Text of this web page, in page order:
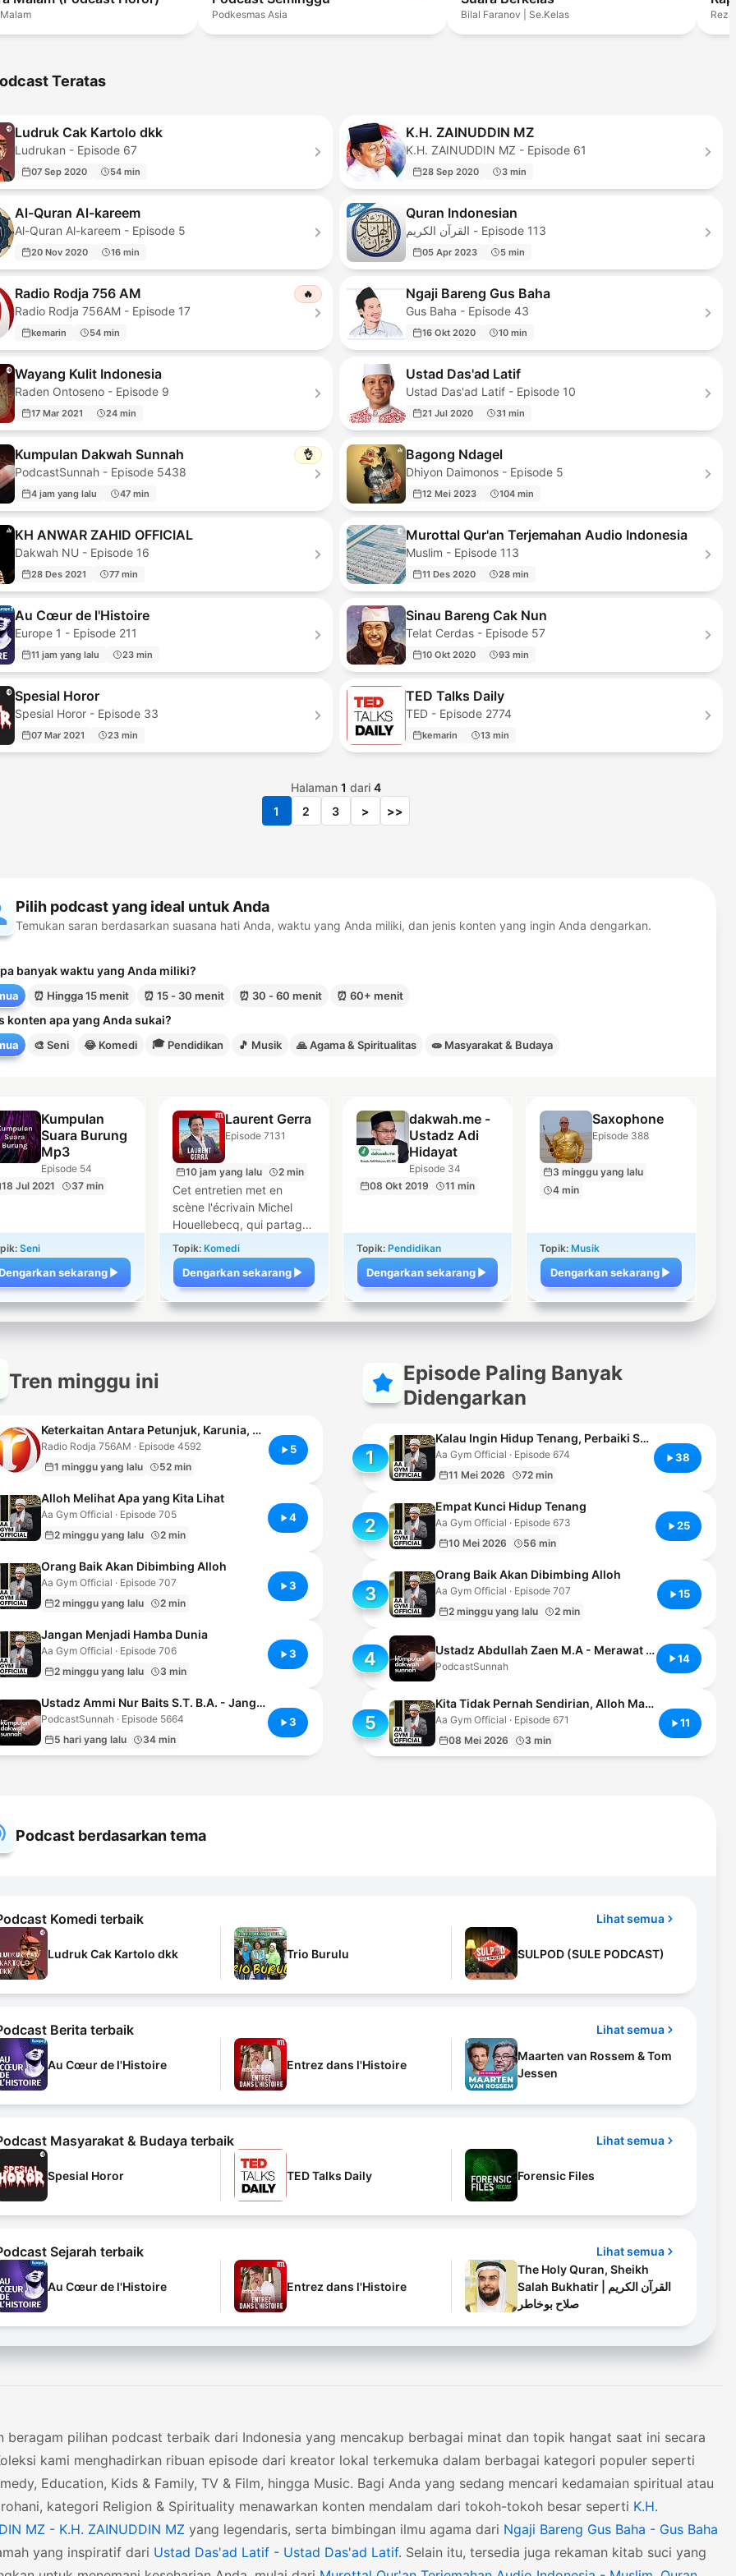
Podkesmas Asia Bilal Faranov | Se.Kelas
Teratas
Ludruk Cak Kartolo dkk
Ludrukan - Episode 67
07 Sep 2020 54 min
K.H. ZAINUDDIN MZ
K.H. ZAINUDDIN MZ - Episode 61
28 Sep 2020 3 min
Al-Quran Al-kareem
Al-Quran Al-kareem - Episode 5
20 Nov 2020 16 min
Quran Indonesian
القرآن الكريم - Episode 113
05 Apr 2023 5 min
🔥
Radio Rodja 756 AM
Radio Rodja 756AM - Episode 17
kemarin 54 min
Ngaji Bareng Gus Baha
Gus Baha - Episode 43
16 Okt 2020 10 min
Wayang Kulit Indonesia
Raden Ontoseno - Episode 9
17 Mar 2021 24 min
Ustad Das'ad Latif
Ustad Das'ad Latif - Episode 10
21 Jul 2020 31 min
👌
Kumpulan Dakwah Sunnah
PodcastSunnah - Episode 5438
4 jam yang lalu 47 min
Bagong Ndagel
Dhiyon Daimonos - Episode 5
12 Mei 2023 104 min
KH ANWAR ZAHID OFFICIAL
Dakwah NU - Episode 16
28 Des 2021 77 min
Murottal Qur'an Terjemahan Audio Indonesia
Muslim - Episode 113
11 Des 2020 28 min
Au Cœur de l'Histoire
Europe 1 - Episode 211
11 jam yang lalu 23 min
Sinau Bareng Cak Nun
Telat Cerdas - Episode 57
10 Okt 2020 93 min
Spesial Horor
Spesial Horor - Episode 33
07 Mar 2021 23 min
TED Talks Daily
TED - Episode 2774
kemarin 13 min
Halaman 1 dari 4
1
2 3 > >>
Pilih podcast yang ideal untuk Anda
Temukan saran berdasarkan suasana hati Anda, waktu yang Anda miliki, dan jenis konten yang ingin Anda dengarkan.
banyak waktu yang Anda miliki?
⏰ Hingga 15 menit ⏰ 15 - 30 menit ⏰ 30 - 60 menit ⏰ 60+ menit
konten apa yang Anda sukai?
🎨 Seni 😂 Komedi 🎓 Pendidikan 🎵 Musik 🙏Agama & Spiritualitas 🧫 Masyarakat & Budaya
Kumpulan
Suara Burung
Mp3
Episode 54
18 Jul 2021
37 min
Seni
sekarang
Laurent Gerra
Episode 7131
10 jam yang lalu 2 min
Cet entretien met en
scène l'écrivain Michel
Houellebecq, qui partage
sa vision singulière des
fêtes de fin d'année. Loin
du traditionnel
enthousiasme de Noël, il
évoque avec ironie les
nucléaires. L'échange
aborde également ses
habitudes de
entre visionnage de
documentaires
apocalyptiques sur Arte et
de survie
gouvernementaux.
L'épisode se conclut sur
désenchantement teinté
d'humour noir.
Topik: Komedi
Dengarkan sekarang
dakwah.me -
Ustadz Adi
Hidayat
Episode 34
08 Okt 2019
11 min
Topik: Pendidikan
Dengarkan sekarang
Saxophone
Episode 388
3 minggu yang lalu
4 min
Topik: Musik
Dengarkan sekarang
Tren minggu ini
Keterkaitan Antara Petunjuk, Karunia, Nikmat, dan Rahmat
Radio Rodja 756AM · Episode 4592
1 minggu yang lalu
52 min
5
Alloh Melihat Apa yang Kita Lihat
Aa Gym Official · Episode 705
2 minggu yang lalu
2 min
4
Orang Baik Akan Dibimbing Alloh
Aa Gym Official · Episode 707
2 minggu yang lalu
2 min
3
Jangan Menjadi Hamba Dunia
Aa Gym Official · Episode 706
2 minggu yang lalu
3 min
3
Ustadz Ammi Nur Baits S.T. B.A. - Jangan Jadi Pendorong Berbuat Dosa
PodcastSunnah · Episode 5664
5 hari yang lalu
34 min
3
Episode Paling Banyak
Didengarkan
1
Kalau Ingin Hidup Tenang, Perbaiki Shalatmu
Aa Gym Official · Episode 674
11 Mei 2026
72 min
38
2
Empat Kunci Hidup Tenang
Aa Gym Official · Episode 673
10 Mei 2026
56 min
25
3
Orang Baik Akan Dibimbing Alloh
Aa Gym Official · Episode 707
2 minggu yang lalu
2 min
15
4 Ustadz Abdullah Zaen M.A - Merawat Hati - Ustadz Abdullah Zaen, Lc., M.A STv2MJzXFao.mp3.tmp
PodcastSunnah
14
5
Kita Tidak Pernah Sendirian, Alloh Maha Dekat
Aa Gym Official · Episode 671
08 Mei 2026
3 min
11
Podcast berdasarkan tema
Komedi terbaik Lihat semua
Ludruk Cak Kartolo dkk Trio Burulu SULPOD (SULE PODCAST)
Berita terbaik Lihat semua
Au Cœur de l'Histoire Entrez dans l'Histoire
Maarten van Rossem & Tom
Jessen
Masyarakat & Budaya terbaik Lihat semua
Spesial Horor TED Talks Daily Forensic Files
Sejarah terbaik Lihat semua
Au Cœur de l'Histoire Entrez dans l'Histoire
The Holy Quran, Sheikh
Salah Bukhatir | القرآن الكريم
صلاح بوخاطر
beragam pilihan podcast terbaik dari Indonesia yang mencakup berbagai minat dan topik hangat saat ini secara
kami menghadirkan ribuan episode dari kreator lokal terkemuka dalam berbagai kategori populer seperti
Education, Kids & Family, TV & Film, hingga Music. Bagi Anda yang sedang mencari kedamaian spiritual atau
kategori Religion & Spirituality menawarkan konten mendalam dari tokoh-tokoh besar seperti K.H.
MZ - K.H. ZAINUDDIN MZ yang legendaris, serta bimbingan ilmu agama dari Ngaji Bareng Gus Baha - Gus Baha
yang inspiratif dari Ustad Das'ad Latif - Ustad Das'ad Latif. Selain itu, tersedia juga rekaman kitab suci yang